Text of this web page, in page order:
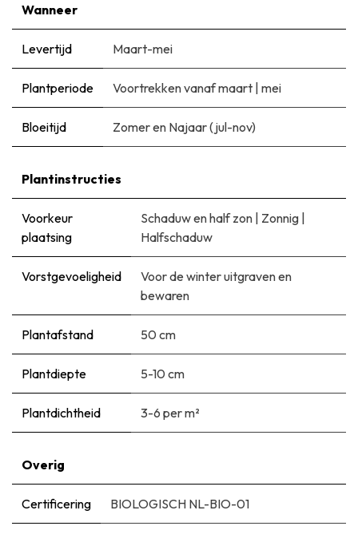
Wanneer
Levertijd Maart-mei
Plantperiode Voortrekken vanaf maart | mei
Bloeitijd Zomer en Najaar (jul-nov)
Plantinstructies
Voorkeur
plaatsing
Schaduw en half zon | Zonnig |
Halfschaduw
Vorstgevoeligheid
Voor de winter uitgraven en
bewaren
Plantafstand 50 cm
Plantdiepte 5-10 cm
Plantdichtheid 3-6 per m²
Overig
Certificering BIOLOGISCH NL-BIO-01